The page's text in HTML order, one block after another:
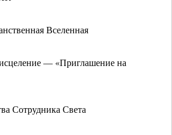
Вселенная
— «Приглашение на
Сотрудника Света